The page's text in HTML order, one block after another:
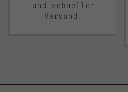
und schneller
Versand.